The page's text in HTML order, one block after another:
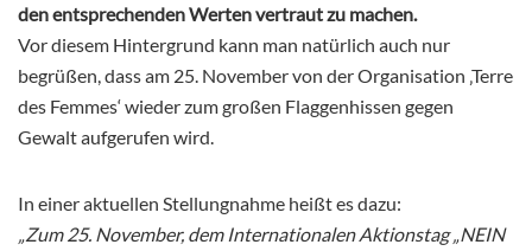
den entsprechenden Werten vertraut zu machen.
Vor diesem Hintergrund kann man natürlich auch nur
begrüßen, dass am 25. November von der Organisation ‚Terre
des Femmes‘ wieder zum großen Flaggenhissen gegen
Gewalt aufgerufen wird.
In einer aktuellen Stellungnahme heißt es dazu:
„Zum 25. November, dem Internationalen Aktionstag „NEIN